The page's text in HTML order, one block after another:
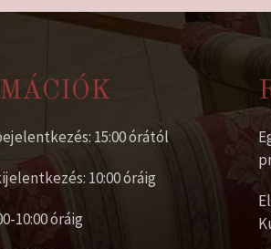
15:00 órától
10:00 óráig
10:00 óráig